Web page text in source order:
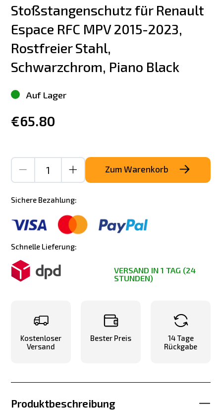
Stoßstangenschutz für Renault
Espace RFC MPV 2015-2023,
Rostfreier Stahl,
Schwarzchrom, Piano Black
Auf Lager
€65.80
Zum Warenkorb
Sichere Bezahlung:
Schnelle Lieferung:
VERSAND IN 1 TAG (24
STUNDEN)
Kostenloser
Versand
Bester Preis
14 Tage
Rückgabe
Produktbeschreibung